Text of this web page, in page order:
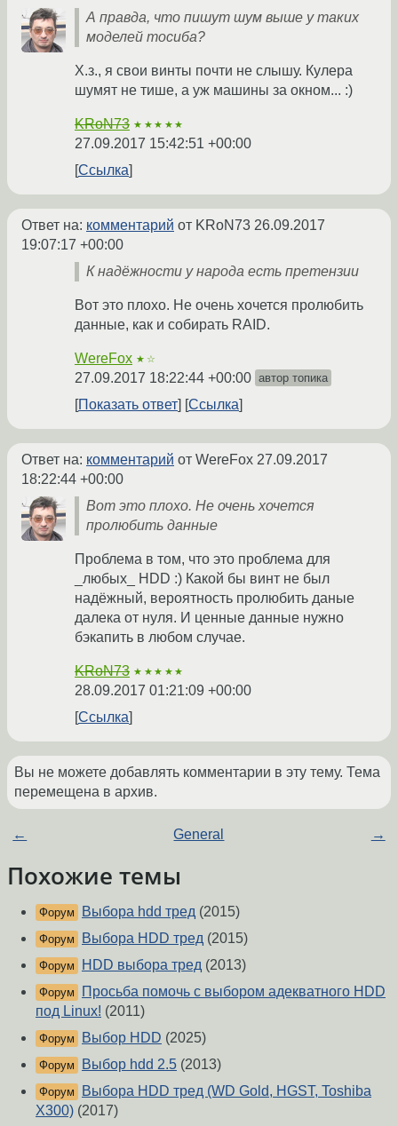
А правда, что пишут шум выше у таких
моделей тосиба?
Х.з., я свои винты почти не слышу. Кулера
шумят не тише, а уж машины за окном... :)
KRoN73 ★★★★★
27.09.2017 15:42:51 +00:00
Ссылка
Ответ на: комментарий от KRoN73 26.09.2017
19:07:17 +00:00
К надёжности у народа есть претензии
Вот это плохо. Не очень хочется пролюбить
данные, как и собирать RAID.
WereFox ★☆
27.09.2017 18:22:44 +00:00 автор топика
Показать ответ Ссылка
Ответ на: комментарий от WereFox 27.09.2017
18:22:44 +00:00
Вот это плохо. Не очень хочется
пролюбить данные
Проблема в том, что это проблема для
_любых_ HDD :) Какой бы винт не был
надёжный, вероятность пролюбить даные
далека от нуля. И ценные данные нужно
бэкапить в любом случае.
KRoN73 ★★★★★
28.09.2017 01:21:09 +00:00
Ссылка
Вы не можете добавлять комментарии в эту тему. Тема
перемещена в архив.
← General →
Похожие темы
Форум Выбора hdd тред (2015)
Форум Выбора HDD тред (2015)
Форум HDD выбора тред (2013)
Форум
Просьба помочь с выбором адекватного HDD
под Linux! (2011)
Форум Выбор HDD (2025)
Форум Выбор hdd 2.5 (2013)
Форум
Выбора HDD тред (WD Gold, HGST, Toshiba
X300) (2017)